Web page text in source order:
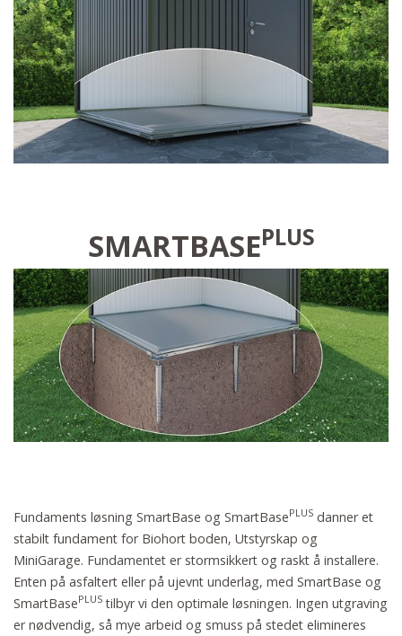
SMARTBASEPLUS
Fundaments løsning SmartBase og SmartBasePLUS danner et
stabilt fundament for Biohort boden, Utstyrskap og
MiniGarage. Fundamentet er stormsikkert og raskt å installere.
Enten på asfaltert eller på ujevnt underlag, med SmartBase og
SmartBasePLUS tilbyr vi den optimale løsningen. Ingen utgraving
er nødvendig, så mye arbeid og smuss på stedet elimineres